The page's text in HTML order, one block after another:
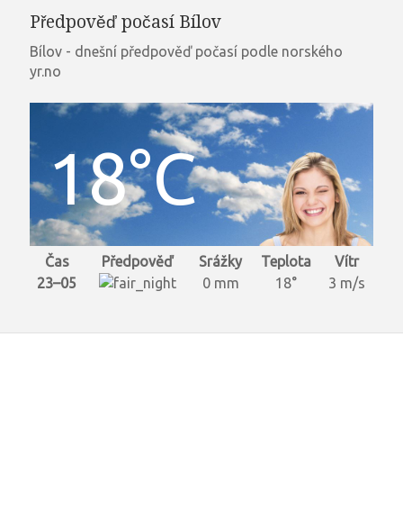
Předpověď počasí Bílov
Bílov - dnešní předpověď počasí podle norského
yr.no
18°C
Čas Předpověď Srážky Teplota
Vítr
23–05
0 mm 18° 3 m/s